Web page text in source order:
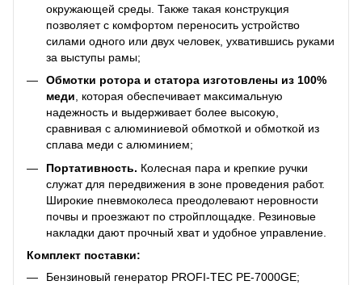
окружающей среды. Также такая конструкция
позволяет с комфортом переносить устройство
силами одного или двух человек, ухватившись руками
за выступы рамы;
Обмотки ротора и статора изготовлены из 100%
меди, которая обеспечивает максимальную
надежность и выдерживает более высокую,
сравнивая с алюминиевой обмоткой и обмоткой из
сплава меди с алюминием;
Портативность. Колесная пара и крепкие ручки
служат для передвижения в зоне проведения работ.
Широкие пневмоколеса преодолевают неровности
почвы и проезжают по стройплощадке. Резиновые
накладки дают прочный хват и удобное управление.
Комплект поставки:
Бензиновый генератор PROFI-TEC PE-7000GE;